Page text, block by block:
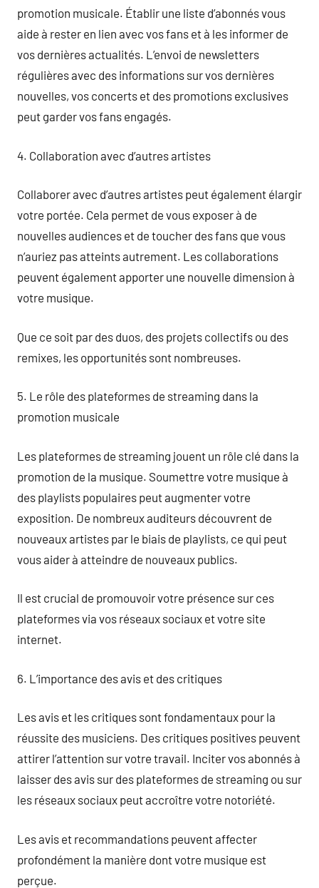
promotion musicale. Établir une liste d’abonnés vous
aide à rester en lien avec vos fans et à les informer de
vos dernières actualités. L’envoi de newsletters
régulières avec des informations sur vos dernières
nouvelles, vos concerts et des promotions exclusives
peut garder vos fans engagés.
4. Collaboration avec d’autres artistes
Collaborer avec d’autres artistes peut également élargir
votre portée. Cela permet de vous exposer à de
nouvelles audiences et de toucher des fans que vous
n’auriez pas atteints autrement. Les collaborations
peuvent également apporter une nouvelle dimension à
votre musique.
Que ce soit par des duos, des projets collectifs ou des
remixes, les opportunités sont nombreuses.
5. Le rôle des plateformes de streaming dans la
promotion musicale
Les plateformes de streaming jouent un rôle clé dans la
promotion de la musique. Soumettre votre musique à
des playlists populaires peut augmenter votre
exposition. De nombreux auditeurs découvrent de
nouveaux artistes par le biais de playlists, ce qui peut
vous aider à atteindre de nouveaux publics.
Il est crucial de promouvoir votre présence sur ces
plateformes via vos réseaux sociaux et votre site
internet.
6. L’importance des avis et des critiques
Les avis et les critiques sont fondamentaux pour la
réussite des musiciens. Des critiques positives peuvent
attirer l’attention sur votre travail. Inciter vos abonnés à
laisser des avis sur des plateformes de streaming ou sur
les réseaux sociaux peut accroître votre notoriété.
Les avis et recommandations peuvent affecter
profondément la manière dont votre musique est
perçue.